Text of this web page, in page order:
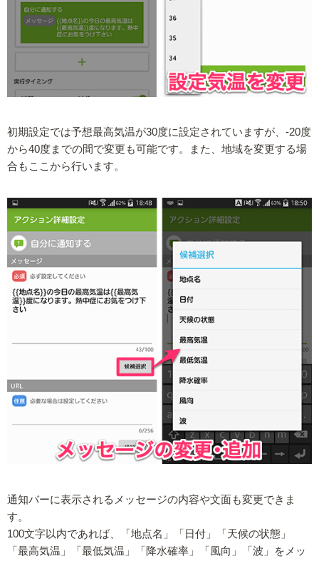
初期設定では予想最高気温が30度に設定されていますが、-20度
から40度までの間で変更も可能です。また、地域を変更する場
合もここから行います。
通知バーに表示されるメッセージの内容や文面も変更できま
す。
100文字以内であれば、「地点名」「日付」「天候の状態」
「最高気温」「最低気温」「降水確率」「風向」「波」をメッ